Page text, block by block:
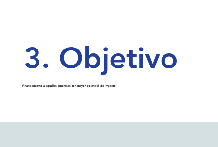
3. Objetivo
Financiamiento a aquellas empresas con mayor potencial de impacto